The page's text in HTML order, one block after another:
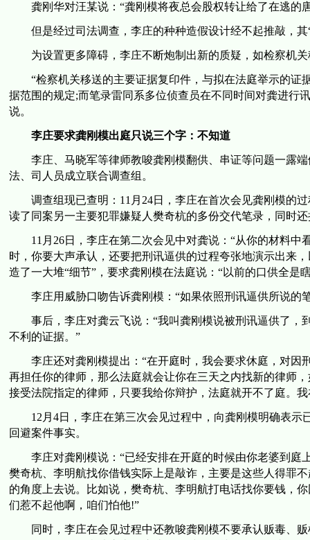
龚刚华对汪某说：“龚刚模将夜总会股权转让给了在逃的
但是经过司法调查，李庄的种种造假设计经不起推敲，其
为设置更多障碍，李庄不断炮制出新的质疑，如检察机关
“检察机关移送的主要证据复印件，与拟在法庭举示的证
据范围的规定;而笔录雷同系多位侦查员在不同时间对龚进行
说。
李庄要求龚刚模出庭只说三个字：不知道
李庄、马晓军等律师教唆龚刚模翻供、串证等问题一露端
法、司人员成立联合调查组。
调查组现已查明：11月24日，李庄在首次会见龚刚模的过
读了同案另一主要犯罪嫌疑人樊奇杭的多份交代笔录，同时
11月26日，李庄在第二次会见中对龚说：“从你的材料中
时，你要大声承认，还要把刑讯逼供的过程夸张地演示出来
造了一大堆“细节”，要求龚刚模在法庭说：“以前的口供全
李庄用威胁口吻告诉龚刚模：“如果依照刑讯逼供所说的
事后，李庄对龚云飞说：“我叫龚刚模说被刑讯逼供了，
不利的证据。”
李庄还对龚刚模提出：“在开庭时，我会要求休庭，对因
再担任你的律师，那么法庭就会让你在三天之内找新的律师
接受法院指定的律师，只要我给你辩护，法庭就开不了庭。
12月4日，李庄在第三次会见过程中，向龚刚模明确表示
回避案件事实。
李庄对龚刚模说：“已经安排在开庭的时候由你老婆到庭
樊奇杭、李明航找你借钱实际上是敲诈，主要是这些人得罪
的角度上去说。比如说，樊奇杭、李明航打电话找你要钱，
们惹不起他啊，咱们怕他!”
同时，李庄在会见过程中还教唆龚刚模不要承认贩毒、贩